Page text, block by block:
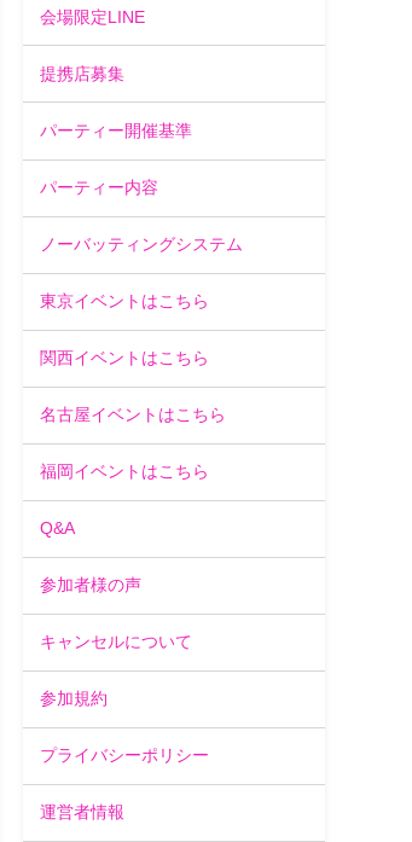
会場限定LINE
提携店募集
パーティー開催基準
パーティー内容
ノーバッティングシステム
東京イベントはこちら
関西イベントはこちら
名古屋イベントはこちら
福岡イベントはこちら
Q&A
参加者様の声
キャンセルについて
参加規約
プライバシーポリシー
運営者情報